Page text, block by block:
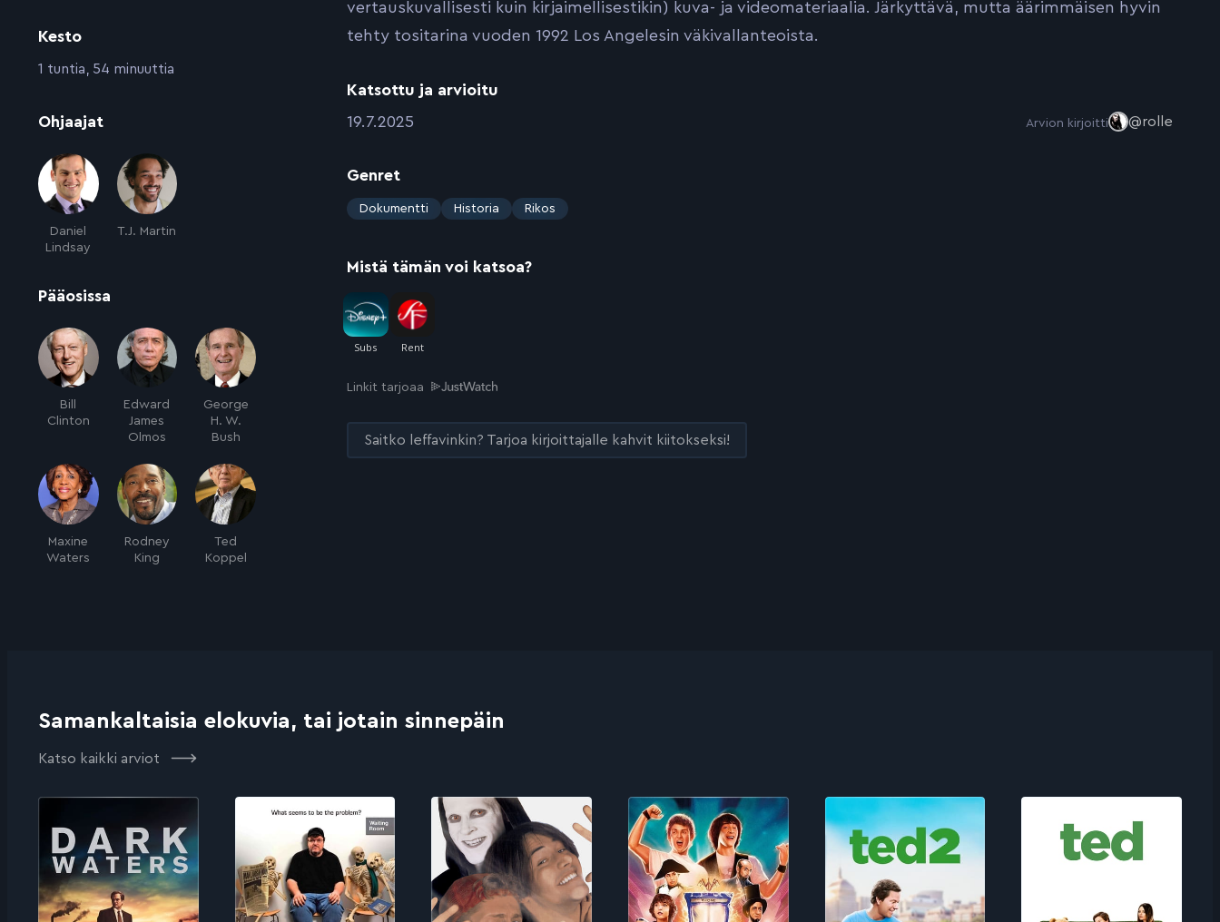
Kesto
:1 tuntia, 54 minuuttia
Ohjaajat
Daniel
Lindsay
T.J. Martin
Pääosissa
Bill
Clinton
Edward
James
Olmos
George
H. W.
Bush
Maxine
Waters
Rodney
King
Ted
Koppel
vertauskuvallisesti kuin kirjaimellisestikin) kuva- ja videomateriaalia. Järkyttävä, mutta äärimmäisen hyvin
tehty tositarina vuoden 1992 Los Angelesin väkivallanteoista.
Katsottu ja arvioitu
:19.7.2025 Arvion kirjoitti @rolle
Genret
:
Dokumentti Historia Rikos
Mistä tämän voi katsoa?
Linkit tarjoaa
Saitko leffavinkin? Tarjoa kirjoittajalle kahvit kiitokseksi!
Samankaltaisia elokuvia, tai jotain sinnepäin
Katso kaikki arviot